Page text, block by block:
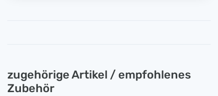
zugehörige Artikel / empfohlenes
Zubehör